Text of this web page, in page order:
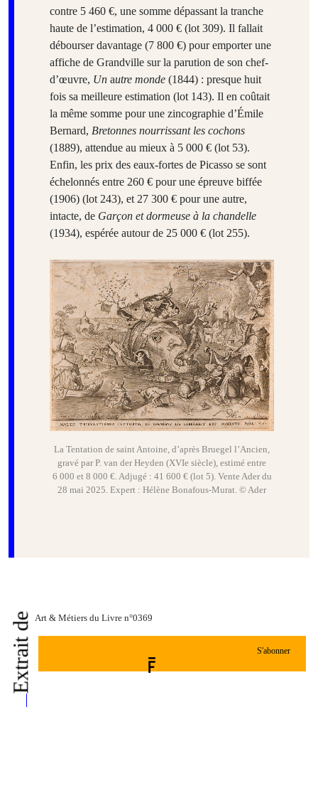
contre 5 460 €, une somme dépassant la tranche
haute de l’estimation, 4 000 € (lot 309). Il fallait
débourser davantage (7 800 €) pour emporter une
affiche de Grandville sur la parution de son chef-
d’œuvre, Un autre monde (1844) : presque huit
fois sa meilleure estimation (lot 143). Il en coûtait
la même somme pour une zincographie d’Émile
Bernard, Bretonnes nourrissant les cochons
(1889), attendue au mieux à 5 000 € (lot 53).
Enfin, les prix des eaux-fortes de Picasso se sont
échelonnés entre 260 € pour une épreuve biffée
(1906) (lot 243), et 27 300 € pour une autre,
intacte, de Garçon et dormeuse à la chandelle
(1934), espérée autour de 25 000 € (lot 255).
La Tentation de saint Antoine, d’après Bruegel l’Ancien,
gravé par P. van der Heyden (XVIe siècle), estimé entre
6 000 et 8 000 €. Adjugé : 41 600 € (lot 5). Vente Ader du
28 mai 2025. Expert : Hélène Bonafous-Murat. © Ader
Extrait de Art & Métiers du Livre n°0369
S'abonner